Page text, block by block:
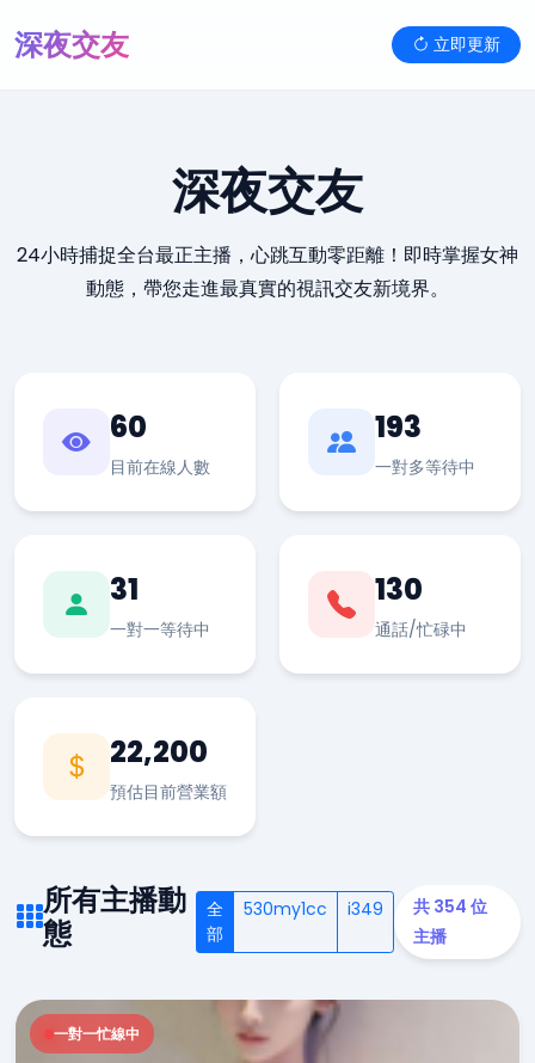
深夜交友 立即更新
深夜交友
24小時捕捉全台最正主播，心跳互動零距離！即時掌握女神
動態，帶您走進最真實的視訊交友新境界。
60
目前在線人數
193
一對多等待中
31
一對一等待中
130
通話/忙碌中
22,200
預估目前營業額
所有主播動
態
全
部
530my1cc i349
共 354 位
主播
一對一忙線中